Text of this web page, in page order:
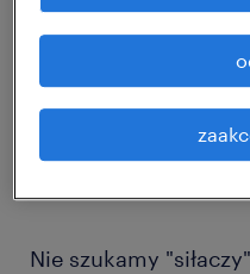
Masz oko do detali i
zadania? Dołącz do
Szukamy
Nie szukamy